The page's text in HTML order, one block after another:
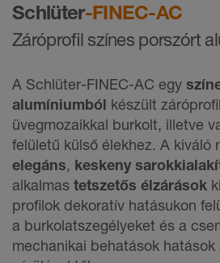
Schlüter-FINEC-AC
Záróproﬁl színes porszórt
A Schlüter-FINEC-AC egy
alumíniumból készült
üvegmozaikkal burkolt, illetve
felületű külső élekhez. A kiváló
elegáns, keskeny
alkalmas tetszetős élzárások
profilok dekoratív hatásukon
a burkolatszegélyeket és a
mechanikai behatások